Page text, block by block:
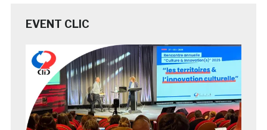
EVENT CLIC